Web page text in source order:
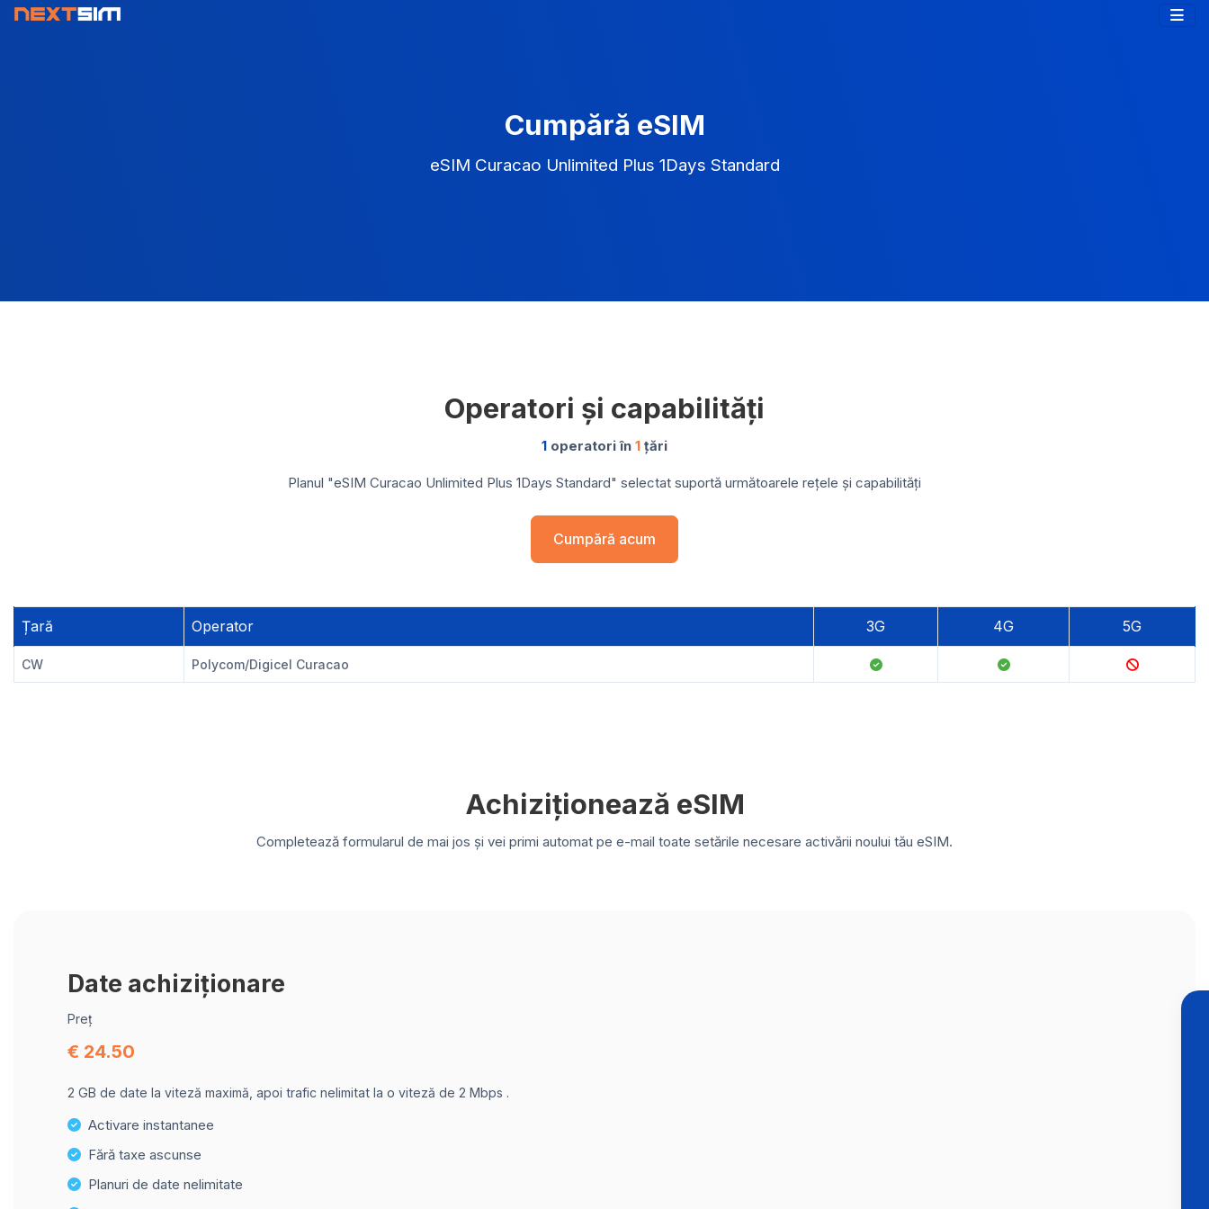
Cumpără eSIM
eSIM Curacao Unlimited Plus 1Days Standard
Operatori și capabilități
1 operatori în 1 țări
Planul "eSIM Curacao Unlimited Plus 1Days Standard" selectat suportă următoarele rețele și capabilități
Cumpără acum
Țară Operator 3G 4G 5G
CW Polycom/Digicel Curacao
Achiziționează eSIM
Completează formularul de mai jos și vei primi automat pe e-mail toate setările necesare activării noului tău eSIM.
Date achiziționare
Preț
€ 24.50
2 GB de date la viteză maximă, apoi trafic nelimitat la o viteză de 2 Mbps .
Activare instantanee
Fără taxe ascunse
Planuri de date nelimitate